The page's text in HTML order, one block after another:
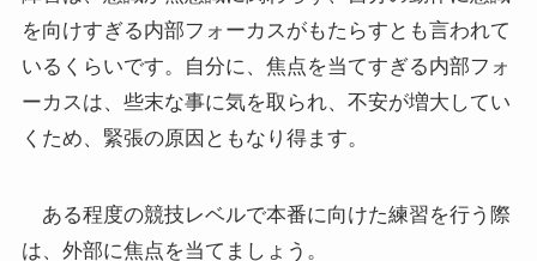
を向けすぎる内部フォーカスがもたらすとも言われて
いるくらいです。自分に、焦点を当てすぎる内部フォ
ーカスは、些末な事に気を取られ、不安が増大してい
くため、緊張の原因ともなり得ます。
ある程度の競技レベルで本番に向けた練習を行う際
は、外部に焦点を当てましょう。